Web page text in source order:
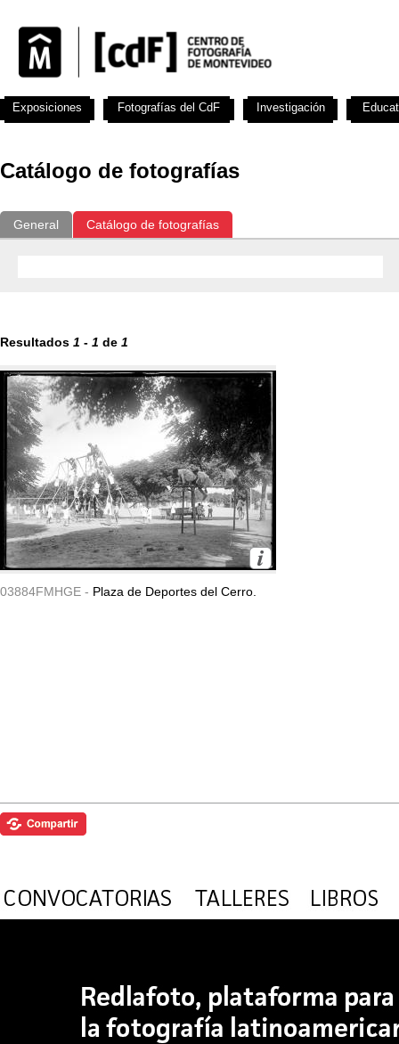
Catálogo de fotografías
General Catálogo de fotografías
Resultados 1 - 1 de 1
03884FMHGE - Plaza de Deportes del Cerro.
Exposiciones Fotografías del CdF Investigación